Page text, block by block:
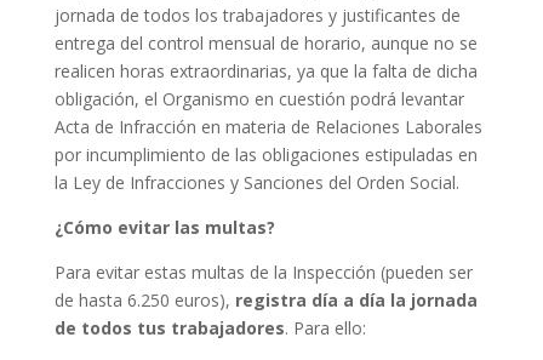
jornada de todos los trabajadores y justificantes de
entrega del control mensual de horario, aunque no se
realicen horas extraordinarias, ya que la falta de dicha
obligación, el Organismo en cuestión podrá levantar
Acta de Infracción en materia de Relaciones Laborales
por incumplimiento de las obligaciones estipuladas en
la Ley de Infracciones y Sanciones del Orden Social.
¿Cómo evitar las multas?
Para evitar estas multas de la Inspección (pueden ser
de hasta 6.250 euros), registra día a día la jornada
de todos tus trabajadores. Para ello: